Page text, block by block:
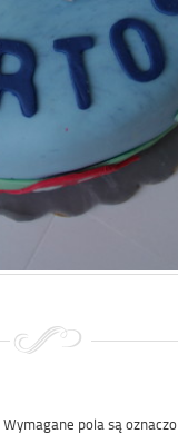
Wymagane pola są